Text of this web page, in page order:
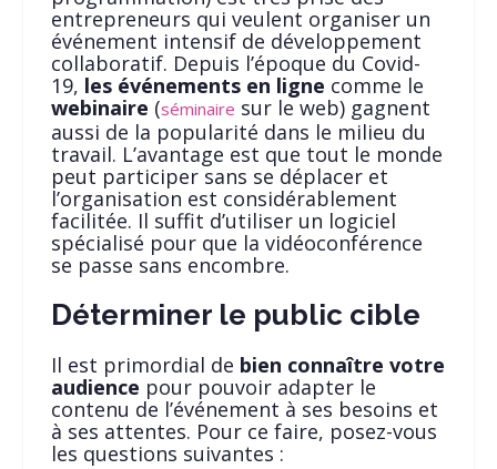
entrepreneurs qui veulent organiser un
événement intensif de développement
collaboratif. Depuis l’époque du Covid-
19, les événements en ligne comme le
webinaire (séminaire sur le web) gagnent
aussi de la popularité dans le milieu du
travail. L’avantage est que tout le monde
peut participer sans se déplacer et
l’organisation est considérablement
facilitée. Il suffit d’utiliser un logiciel
spécialisé pour que la vidéoconférence
se passe sans encombre.
Déterminer le public cible
Il est primordial de bien connaître votre
audience pour pouvoir adapter le
contenu de l’événement à ses besoins et
à ses attentes. Pour ce faire, posez-vous
les questions suivantes :